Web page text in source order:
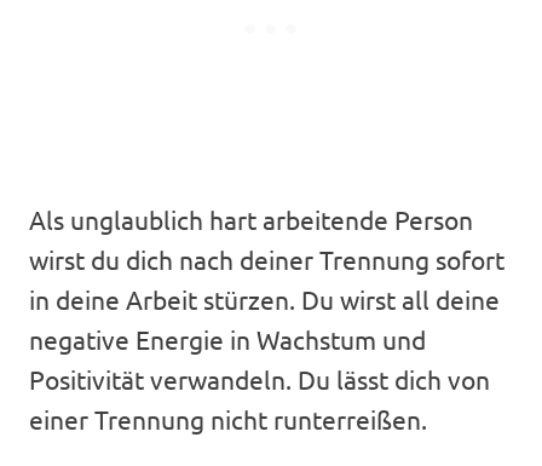
Als unglaublich hart arbeitende Person
wirst du dich nach deiner Trennung sofort
in deine Arbeit stürzen. Du wirst all deine
negative Energie in Wachstum und
Positivität verwandeln. Du lässt dich von
einer Trennung nicht runterreißen.